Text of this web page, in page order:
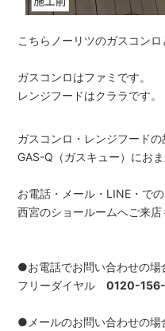
こちらノーリツのガスコンロ
ガスコンロはファミです。
レンジフードはクララです。
ガスコンロ・レンジフードの
GAS-Q（ガスキュー）にお
お電話・メール・LINE・で
西宮のショールームへご来店
●お電話でお問い合わせの
フリーダイヤル0120-
●メールのお問い合わせの